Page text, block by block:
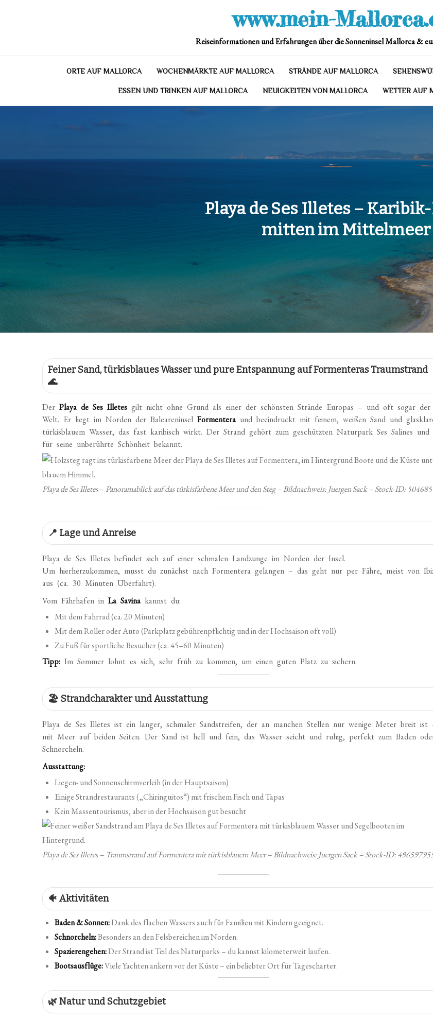
www.mein-
Reiseinformationen und Erfahrungen über die Sonneninsel Mallorca &
ORTE AUF MALLORCA WOCHENMÄRKTE AUF MALLORCA STRÄNDE AUF MALLORCA
ESSEN UND TRINKEN AUF MALLORCA NEUIGKEITEN VON MALLORCA WETTER AUF
Playa de Ses Illetes –
mitten im Mittelmeer
Feiner Sand, türkisblaues Wasser und pure Entspannung auf Formenteras Traumstrand
🌊
DerPlaya de Ses Illetes gilt nicht ohne Grund als einer der schönsten Strände Europas – und oft sogar der
Welt. Er liegt im Norden der BaleareninselFormenteraund beeindruckt mit feinem, weißen Sand und
türkisblauem Wasser, das fast karibisch wirkt. Der Strand gehört zum geschützten Naturpark Ses Salines und
für seine unberührte Schönheit bekannt.
Playa de Ses Illetes – Panoramablick auf das türkisfarbene Meer und den Steg – Bildnachweis: Juergen Sack – Stock-ID:
📍 Lage und Anreise
Playa de Ses Illetes befindet sich auf einer schmalen Landzunge im Norden der Insel.
Um hierherzukommen, musst du zunächst nach Formentera gelangen – das geht nur per Fähre, meist von
aus (ca. 30 Minuten Überfahrt).
Vom Fährhafen inLa Savinakannst du:
Mit dem Fahrrad (ca. 20 Minuten)
Mit dem Roller oder Auto (Parkplatz gebührenpflichtig und in der Hochsaison oft voll)
Zu Fuß für sportliche Besucher (ca. 45–60 Minuten)
Tipp: Im Sommer lohnt es sich, sehr früh zu kommen, um einen guten Platz zu sichern.
🏖 Strandcharakter und Ausstattung
Playa de Ses Illetes ist ein langer, schmaler Sandstreifen, der an manchen Stellen nur wenige Meter breit ist
mit Meer auf beiden Seiten. Der Sand ist hell und fein, das Wasser seicht und ruhig, perfekt zum Baden
Schnorcheln.
Ausstattung:
Liegen- und Sonnenschirmverleih (in der Hauptsaison)
Einige Strandrestaurants („Chiringuitos“) mit frischem Fisch und Tapas
Kein Massentourismus, aber in der Hochsaison gut besucht
Playa de Ses Illetes – Traumstrand auf Formentera mit türkisblauem Meer – Bildnachweis: Juergen Sack – Stock-ID:
🐠 Aktivitäten
Baden & Sonnen:Dank des flachen Wassers auch für Familien mit Kindern geeignet.
Schnorcheln:Besonders an den Felsbereichen im Norden.
Spazierengehen:Der Strand ist Teil des Naturparks – du kannst kilometerweit laufen.
Bootsausflüge:Viele Yachten ankern vor der Küste – ein beliebter Ort für Tagescharter.
🌿 Natur und Schutzgebiet